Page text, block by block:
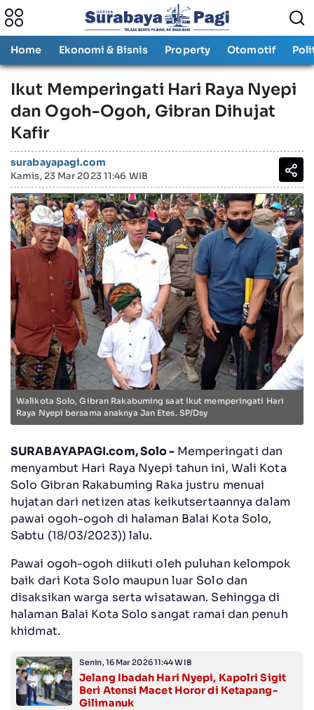
Home Ekonomi & Bisnis Property Otomotif
Ikut Memperingati Hari Raya Nyepi
dan Ogoh-Ogoh, Gibran Dihujat
Kafir
surabayapagi.com
Kamis, 23 Mar 2023 11:46 WIB
Walikota Solo, Gibran Rakabuming saat ikut memperingati Hari
Raya Nyepi bersama anaknya Jan Etes. SP/Dsy
SURABAYAPAGI.com, Solo - Memperingati dan
menyambut Hari Raya Nyepi tahun ini, Wali Kota
Solo Gibran Rakabuming Raka justru menuai
hujatan dari netizen atas keikutsertaannya dalam
pawai ogoh-ogoh di halaman Balai Kota Solo,
Sabtu (18/03/2023)) lalu.
Pawai ogoh-ogoh diikuti oleh puluhan kelompok
baik dari Kota Solo maupun luar Solo dan
disaksikan warga serta wisatawan. Sehingga di
halaman Balai Kota Solo sangat ramai dan penuh
khidmat.
Senin, 16 Mar 2026 11:44 WIB
Jelang Ibadah Hari Nyepi, Kapolri Sigit
Beri Atensi Macet Horor di Ketapang-
Gilimanuk